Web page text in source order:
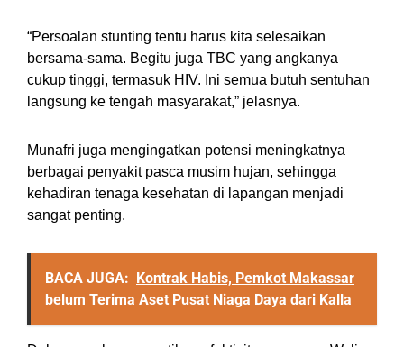
“Persoalan stunting tentu harus kita selesaikan
bersama-sama. Begitu juga TBC yang angkanya
cukup tinggi, termasuk HIV. Ini semua butuh sentuhan
langsung ke tengah masyarakat,” jelasnya.
Munafri juga mengingatkan potensi meningkatnya
berbagai penyakit pasca musim hujan, sehingga
kehadiran tenaga kesehatan di lapangan menjadi
sangat penting.
BACA JUGA: Kontrak Habis, Pemkot Makassar
belum Terima Aset Pusat Niaga Daya dari Kalla